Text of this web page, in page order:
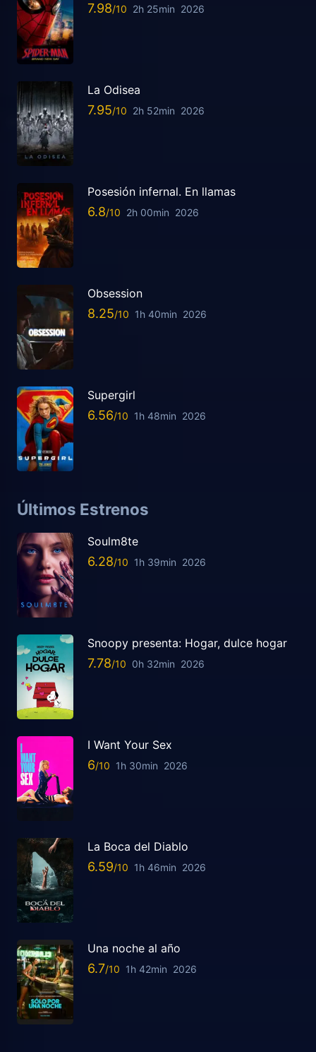
7.98 2h 25min 2026
La Odisea
7.95 2h 52min 2026
Posesión infernal. En llamas
6.8 2h 00min 2026
Obsession
8.25 1h 40min 2026
Supergirl
6.56 1h 48min 2026
Últimos Estrenos
Soulm8te
6.28 1h 39min 2026
Snoopy presenta: Hogar, dulce hogar
7.78 0h 32min 2026
I Want Your Sex
6 1h 30min 2026
La Boca del Diablo
6.59 1h 46min 2026
Una noche al año
6.7 1h 42min 2026